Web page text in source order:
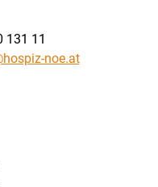
131 11
noe.at